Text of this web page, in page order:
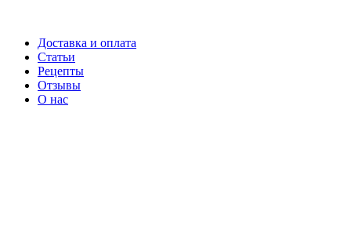
Доставка и оплата
Статьи
Рецепты
Отзывы
О нас